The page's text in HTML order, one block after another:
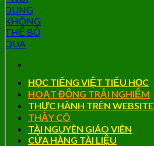
HỌC TIẾNG VIỆT TIỂU HỌC
HOẠT ĐỘNG TRẢI NGHIỆM
THỰC HÀNH TRÊN WEBSITE
THẦY CÔ
TÀI NGUYÊN GIÁO VIÊN
CỬA HÀNG TÀI LIỆU